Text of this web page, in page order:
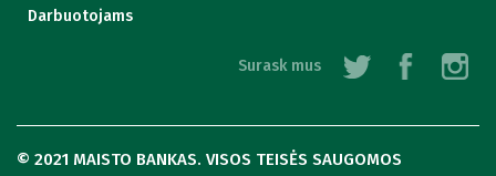
Darbuotojams
Surask mus
© 2021 MAISTO BANKAS. VISOS TEISĖS SAUGOMOS